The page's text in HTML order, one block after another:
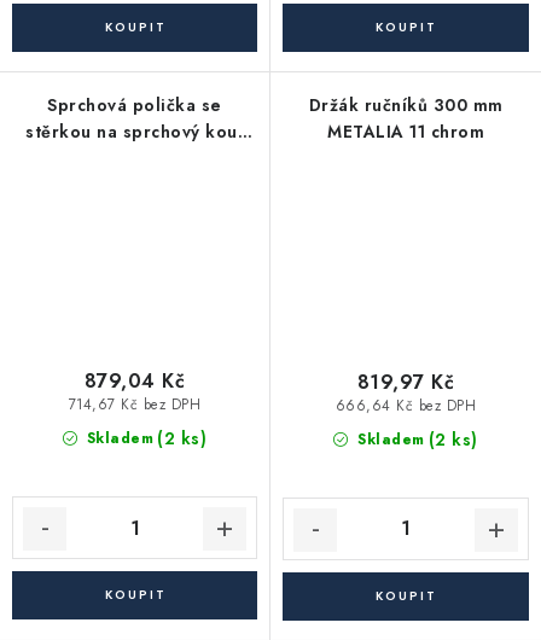
Sprchová polička se
stěrkou na sprchový kout
Skladem (2 ks)
714,67 Kč bez DPH
879,04 Kč
Držák ručníků 300 mm
METALIA 11 chrom
Skladem (2 ks)
666,64 Kč bez DPH
819,97 Kč